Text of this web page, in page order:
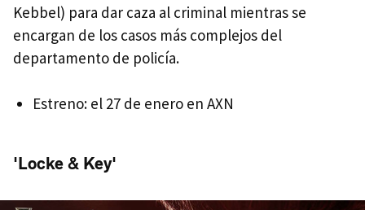
Kebbel) para dar caza al criminal mientras se
encargan de los casos más complejos del
departamento de policía.
Estreno: el 27 de enero en AXN
'Locke & Key'